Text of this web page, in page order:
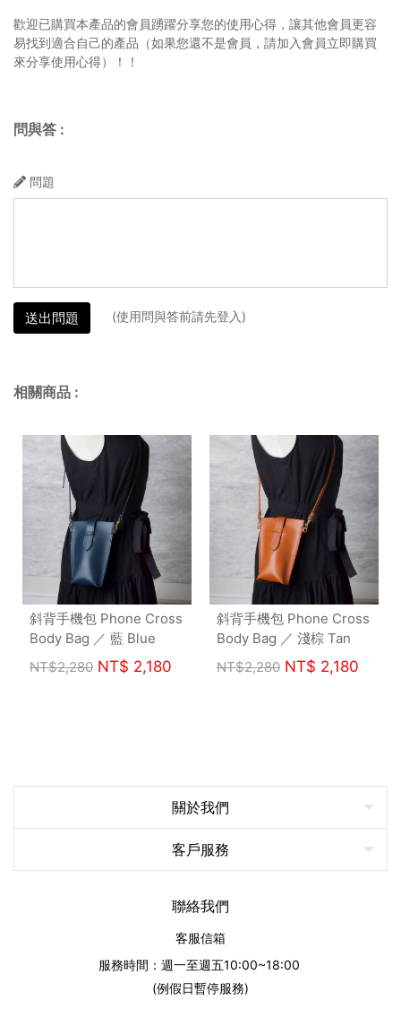
歡迎已購買本產品的會員踴躍分享您的使用心得，讓其他會員更容
易找到適合自己的產品（如果您還不是會員，請加入會員立即購買
來分享使用心得）！！
問與答 :
問題
送出問題 (使用問與答前請先登入)
相關商品 :
斜背手機包 Phone Cross
Body Bag ／ 藍 Blue
NT$2,280 NT$ 2,180
斜背手機包 Phone Cross
Body Bag ／ 淺棕 Tan
NT$2,280 NT$ 2,180
關於我們
客戶服務
聯絡我們
客服信箱
服務時間：週一至週五10:00~18:00
(例假日暫停服務)